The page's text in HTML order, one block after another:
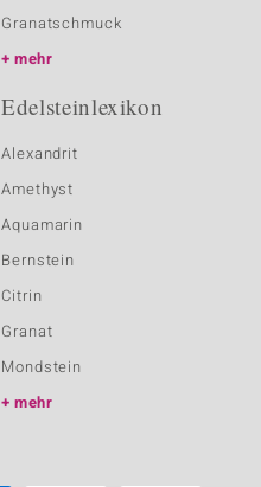
Granatschmuck
mehr
Edelsteinlexikon
Alexandrit
Amethyst
Aquamarin
Bernstein
Citrin
Granat
Mondstein
mehr